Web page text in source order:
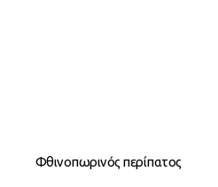
Φθινοπωρινός περίπατος